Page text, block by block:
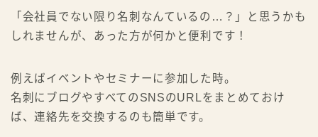
「会社員でない限り名刺なんているの…？」と思うかも
しれませんが、あった方が何かと便利です！
例えばイベントやセミナーに参加した時。
名刺にブログやすべてのSNSのURLをまとめておけ
ば、連絡先を交換するのも簡単です。